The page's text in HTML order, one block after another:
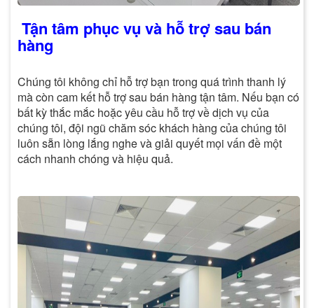
Tận tâm phục vụ và hỗ trợ sau bán
hàng
Chúng tôi không chỉ hỗ trợ bạn trong quá trình thanh lý
mà còn cam kết hỗ trợ sau bán hàng tận tâm. Nếu bạn có
bất kỳ thắc mắc hoặc yêu cầu hỗ trợ về dịch vụ của
chúng tôi, đội ngũ chăm sóc khách hàng của chúng tôi
luôn sẵn lòng lắng nghe và giải quyết mọi vấn đề một
cách nhanh chóng và hiệu quả.